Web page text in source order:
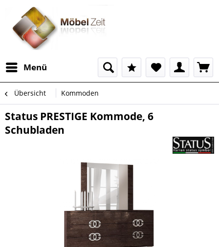
Menü
Übersicht Kommoden
Status PRESTIGE Kommode, 6
Schubladen